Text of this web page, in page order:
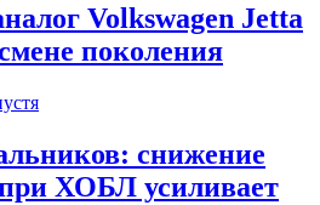
Volkswagen Jetta
поколения
снижение
ХОБЛ усиливает